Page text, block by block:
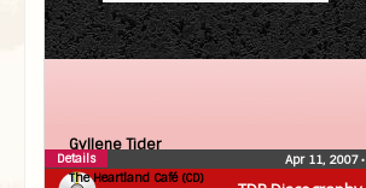
Gyllene Tider
The Heartland Café (CD)
Apr 11, 2007•
Details